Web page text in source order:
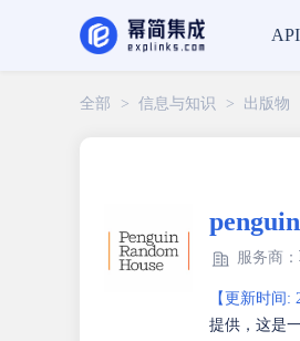
全部 > 信息与知识 > 出版物
服务商：
【更新时间:
提供，这是